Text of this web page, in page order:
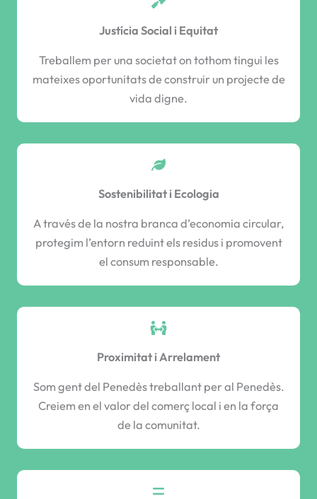
Justícia Social i Equitat
Treballem per una societat on tothom tingui les
mateixes oportunitats de construir un projecte de
vida digne.
Sostenibilitat i Ecologia
A través de la nostra branca d’economia circular,
protegim l’entorn reduint els residus i promovent
el consum responsable.
Proximitat i Arrelament
Som gent del Penedès treballant per al Penedès.
Creiem en el valor del comerç local i en la força
de la comunitat.